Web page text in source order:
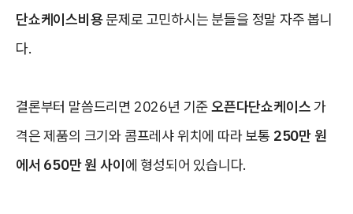
단쇼케이스비용문제로 고민하시는 분들을 정말 자주 봅니
다.
결론부터 말씀드리면 2026년 기준오픈다단쇼케이스가
격은 제품의 크기와 콤프레샤 위치에 따라 보통 250만 원
에서 650만 원 사이에 형성되어 있습니다.